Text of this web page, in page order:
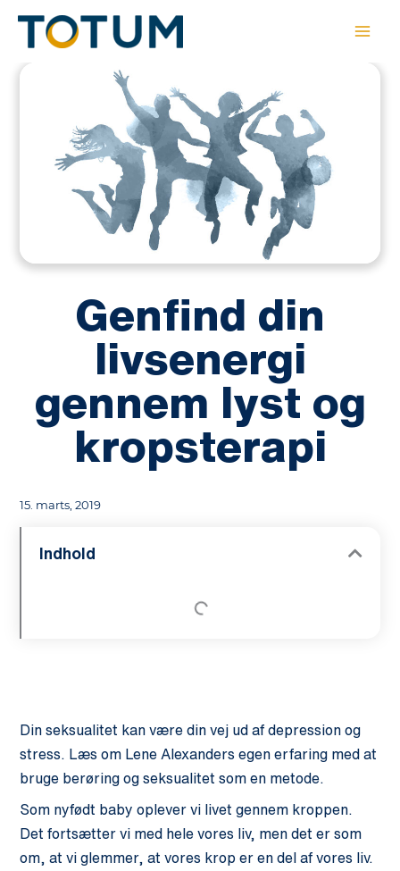
Genfind din
livsenergi
gennem lyst og
kropsterapi
15. marts, 2019
Indhold
Din seksualitet kan være din vej ud af depression og
stress. Læs om Lene Alexanders egen erfaring med at
bruge berøring og seksualitet som en metode.
Som nyfødt baby oplever vi livet gennem kroppen.
Det fortsætter vi med hele vores liv, men det er som
om, at vi glemmer, at vores krop er en del af vores liv.